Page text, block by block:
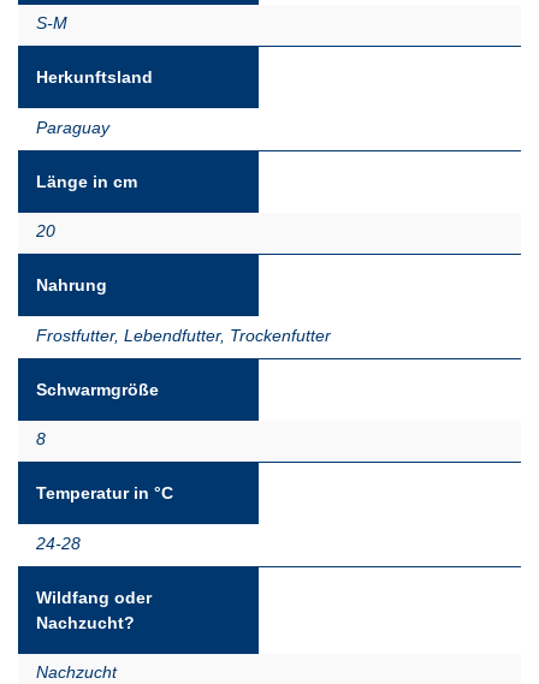
S-M
Herkunftsland
Paraguay
Länge in cm
20
Nahrung
Frostfutter, Lebendfutter, Trockenfutter
Schwarmgröße
8
Temperatur in °C
24-28
Wildfang oder
Nachzucht?
Nachzucht